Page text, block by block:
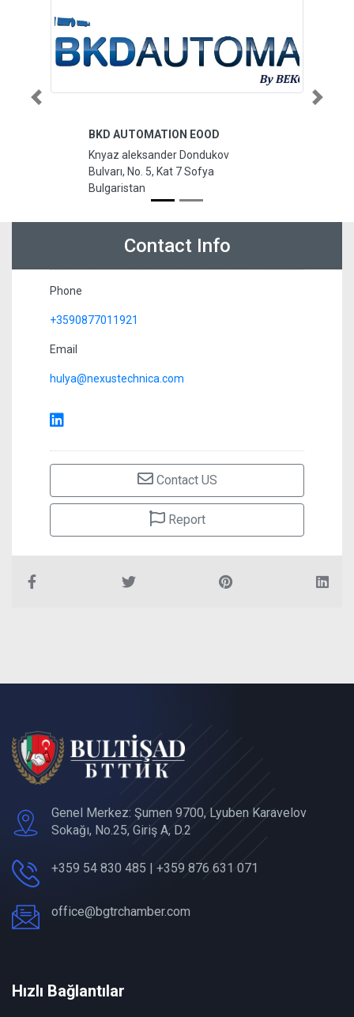
BKD AUTOMATION EOOD
Knyaz aleksander Dondukov
Bulvarı, No. 5, Kat 7 Sofya
Bulgaristan
Previous Next
Contact Info
Phone
+3590877011921
Email
hulya@nexustechnica.com
Contact US
Report
Genel Merkez: Şumen 9700, Lyuben Karavelov
Sokağı, No.25, Giriş A, D.2
+359 54 830 485 | +359 876 631 071
office@bgtrchamber.com
Hızlı Bağlantılar